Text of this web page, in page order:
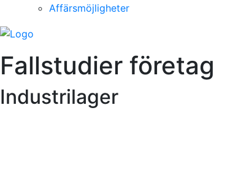
Affärsmöjligheter
Fallstudier företag
Industrilager